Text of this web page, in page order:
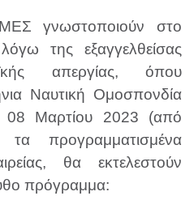
γνωστοποιούν στο
της εξαγγελθείσας
απεργίας, όπου
Ναυτική Ομοσπονδία
08 Μαρτίου 2023 (από
προγραμματισμένα
θα εκτελεστούν
πρόγραμμα: